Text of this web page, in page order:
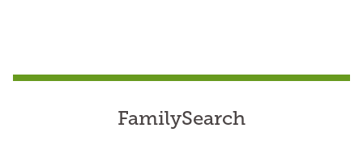
FamilySearch